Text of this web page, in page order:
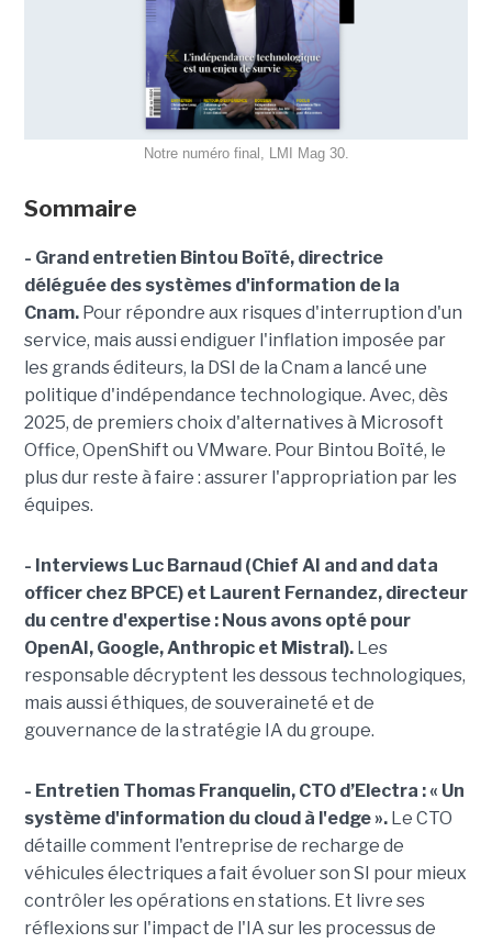
Notre numéro final, LMI Mag 30.
Sommaire
- Grand entretien Bintou Boïté, directrice
déléguée des systèmes d'information de la
Cnam. Pour répondre aux risques d'interruption d'un
service, mais aussi endiguer l'inflation imposée par
les grands éditeurs, la DSI de la Cnam a lancé une
politique d'indépendance technologique. Avec, dès
2025, de premiers choix d'alternatives à Microsoft
Office, OpenShift ou VMware. Pour Bintou Boïté, le
plus dur reste à faire : assurer l'appropriation par les
équipes.
- Interviews Luc Barnaud (Chief AI and and data
officer chez BPCE) et Laurent Fernandez, directeur
du centre d'expertise : Nous avons opté pour
OpenAI, Google, Anthropic et Mistral). Les
responsable décryptent les dessous technologiques,
mais aussi éthiques, de souveraineté et de
gouvernance de la stratégie IA du groupe.
- Entretien Thomas Franquelin, CTO d’Electra : « Un
système d'information du cloud à l'edge ». Le CTO
détaille comment l'entreprise de recharge de
véhicules électriques a fait évoluer son SI pour mieux
contrôler les opérations en stations. Et livre ses
réflexions sur l'impact de l'IA sur les processus de